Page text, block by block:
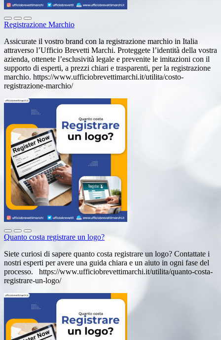
Registrazione Marchio
Assicurate il vostro brand con la registrazione marchio in Italia
attraverso l’Ufficio Brevetti Marchi. Proteggete l’identità della vostra
azienda, ottenete l’esclusività legale e prevenite le imitazioni con il
supporto di esperti, a prezzi chiari e trasparenti, per la registrazione
marchio. https://www.ufficiobrevettimarchi.it/utilita/costo-
registrazione-marchio/
Quanto costa registrare un logo?
Siete curiosi di sapere quanto costa registrare un logo? Contattate i
nostri esperti per avere una guida chiara e un aiuto in ogni fase del
processo. https://www.ufficiobrevettimarchi.it/utilita/quanto-costa-
registrare-un-logo/